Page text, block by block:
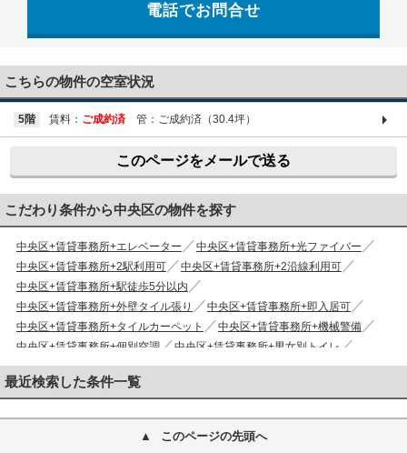
電話でお問合せ
こちらの物件の空室状況
5階 賃料： ご成約済 管：ご成約済（30.4坪）
このページをメールで送る
こだわり条件から中央区の物件を探す
中央区+賃貸事務所+エレベーター
中央区+賃貸事務所+光ファイバー
中央区+賃貸事務所+2駅利用可
中央区+賃貸事務所+2沿線利用可
中央区+賃貸事務所+駅徒歩5分以内
中央区+賃貸事務所+外壁タイル張り
中央区+賃貸事務所+即入居可
中央区+賃貸事務所+タイルカーペット
中央区+賃貸事務所+機械警備
中央区+賃貸事務所+個別空調
中央区+賃貸事務所+男女別トイレ
中央区+賃貸事務所+新耐震基準
最近検索した条件一覧
このページの先頭へ